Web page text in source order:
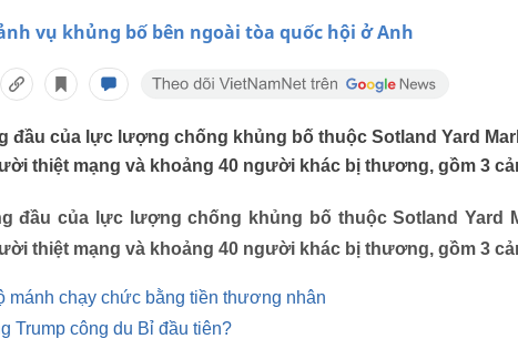
vụ khủng bố bên ngoài tòa quốc hội ở Anh
đầu của lực lượng chống khủng bố thuộc Sotland Yard
thiệt mạng và khoảng 40 người khác bị thương, gồm 3
đầu của lực lượng chống khủng bố thuộc Sotland Yard
thiệt mạng và khoảng 40 người khác bị thương, gồm 3
mánh chạy chức bằng tiền thương nhân
Trump công du Bỉ đầu tiên?